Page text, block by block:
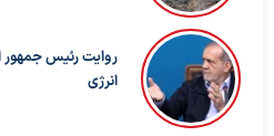
روایت رئیس جمهور
انرژی